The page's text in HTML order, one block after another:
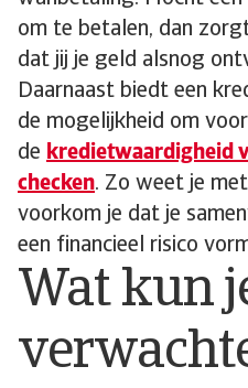
om te betalen, dan
dat jij je geld alsnog
Daarnaast biedt een
de mogelijkheid om
de kredietwaardigheid
checken. Zo weet je
voorkom je dat je
een financieel risico
Wat kun